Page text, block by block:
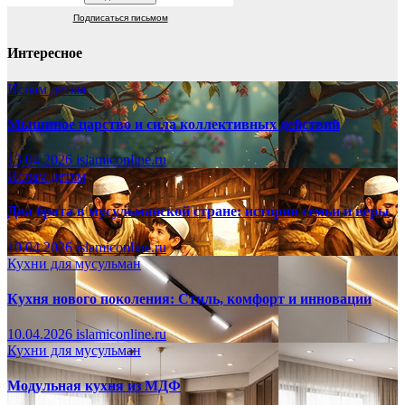
Подписаться письмом
Интересное
Ислам детям
Мышиное царство и сила коллективных действий
13.04.2026 islamiconline.ru
Ислам детям
Два брата в мусульманской стране: история семьи и веры
10.04.2026islamiconline.ru
Кухни для мусульман
Кухня нового поколения: Стиль, комфорт и инновации
10.04.2026 islamiconline.ru
Кухни для мусульман
Модульная кухня из МДФ